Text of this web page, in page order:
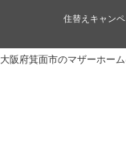
住替えキャン
大阪府箕面市のマザーホー